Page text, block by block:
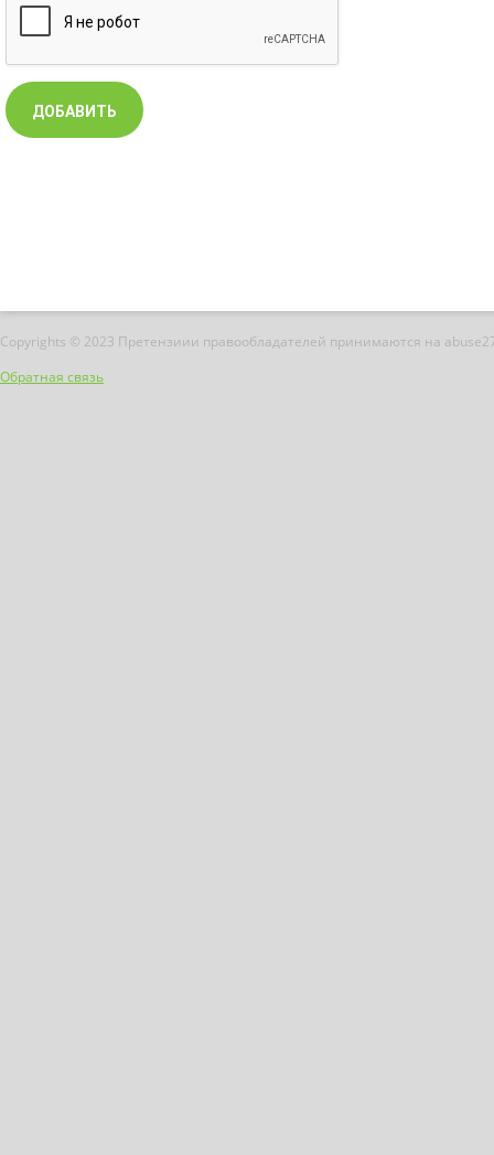
Copyrights © 2023 Претензиии правообладателей принимаются на
Обратная связь